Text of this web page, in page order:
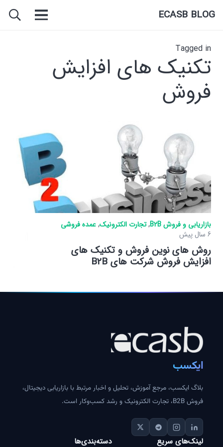
ECASB BLOG
Tagged in
تکنیک های افزایش
فروش
بازاریابی و فروش B2B ,تجارت الکترونیک,عمده فروشی
6 سال پیش
روش های نوین فروش و تکنیک های
افزایش فروش شرکت های B2B
ایکسب
بلاگ ایکسب، مرجع آموزش، تحلیل و اخبار مرتبط با بازاریابی دیجیتال،
فروش B2B، تجارت الکترونیک و رشد کسب‌وکار است.
لینک‌های سریع دسته‌بندی‌ها